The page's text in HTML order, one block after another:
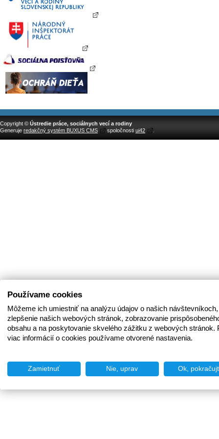
Copyright © Ústredie práce, sociálnych vecí a rodiny
Generuje redakčný systém BUXUS CMS spoločnosti ui42
Používame cookies
Môžeme ich umiestniť na analýzu údajov o našich
zlepšenie našich webových stránok, zobrazovanie
obsahu a na poskytovanie skvelého zážitku z webových stránok.
viac informácií o cookies používame otvorené nastavenia.
Zamietnuť Nie, uprav Ok,